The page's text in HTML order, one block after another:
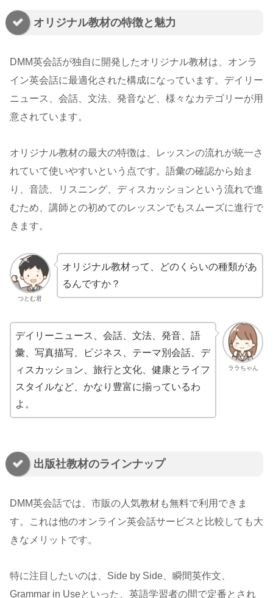
オリジナル教材の特徴と魅力
DMM英会話が独自に開発したオリジナル教材は、オンラ
イン英会話に最適化された構成になっています。デイリー
ニュース、会話、文法、発音など、様々なカテゴリーが用
意されています。
オリジナル教材の最大の特徴は、レッスンの流れが統一さ
れていて使いやすいという点です。語彙の確認から始ま
り、音読、リスニング、ディスカッションという流れで進
むため、講師との初めてのレッスンでもスムーズに進行で
きます。
つとむ君
オリジナル教材って、どのくらいの種類があ
るんですか？
ララちゃん
デイリーニュース、会話、文法、発音、語
彙、写真描写、ビジネス、テーマ別会話、デ
ィスカッション、旅行と文化、健康とライフ
スタイルなど、かなり豊富に揃っているわ
よ。
出版社教材のラインナップ
DMM英会話では、市販の人気教材も無料で利用できま
す。これは他のオンライン英会話サービスと比較しても大
きなメリットです。
特に注目したいのは、Side by Side、瞬間英作文、
Grammar in Useといった、英語学習者の間で定番とされ